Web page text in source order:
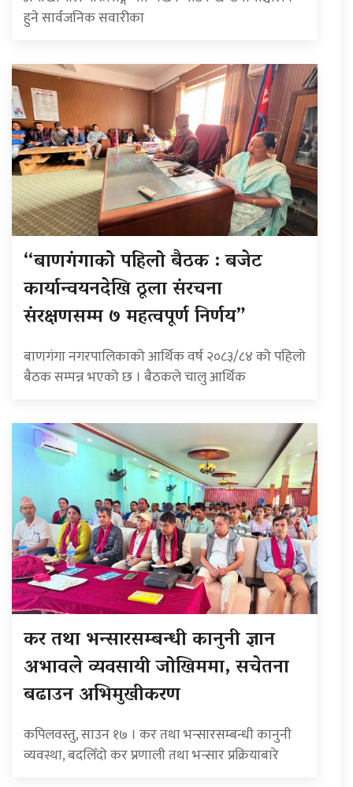
हुने सार्वजनिक सवारीका
“बाणगंगाको पहिलो बैठक : बजेट
कार्यान्वयनदेखि ठूला संरचना
संरक्षणसम्म ७ महत्वपूर्ण निर्णय”
बाणगंगा नगरपालिकाको आर्थिक वर्ष २०८३/८४ को पहिलो
बैठक सम्पन्न भएको छ । बैठकले चालु आर्थिक
कर तथा भन्सारसम्बन्धी कानुनी ज्ञान
अभावले व्यवसायी जोखिममा, सचेतना
बढाउन अभिमुखीकरण
कपिलवस्तु, साउन १७ । कर तथा भन्सारसम्बन्धी कानुनी
व्यवस्था, बदलिँदो कर प्रणाली तथा भन्सार प्रक्रियाबारे